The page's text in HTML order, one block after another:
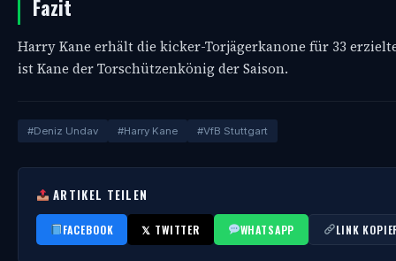
Fazit
Harry Kane erhält die kicker-Torjägerkanone für 33
ist Kane der Torschützenkönig der Saison.
#Deniz Undav #Harry Kane #VfB Stuttgart
ARTIKEL TEILEN
FACEBOOK 𝕏 TWITTER WHATSAPP LINK